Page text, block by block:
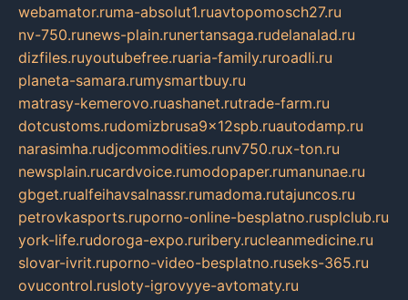
webamator.ruma-absolut1.ruavtopomosch27.ru
nv-750.runews-plain.runertansaga.rudelanalad.ru
dizfiles.ruyoutubefree.ruaria-family.ruroadli.ru
planeta-samara.rumysmartbuy.ru
matrasy-kemerovo.ruashanet.rutrade-farm.ru
dotcustoms.rudomizbrusa9x12spb.ruautodamp.ru
narasimha.rudjcommodities.runv750.rux-ton.ru
newsplain.rucardvoice.rumodopaper.rumanunae.ru
gbget.rualfeihavsalnassr.rumadoma.rutajuncos.ru
petrovkasports.ruporno-online-besplatno.rusplclub.ru
york-life.rudoroga-expo.ruribery.rucleanmedicine.ru
slovar-ivrit.ruporno-video-besplatno.ruseks-365.ru
ovucontrol.rusloty-igrovyye-avtomaty.ru